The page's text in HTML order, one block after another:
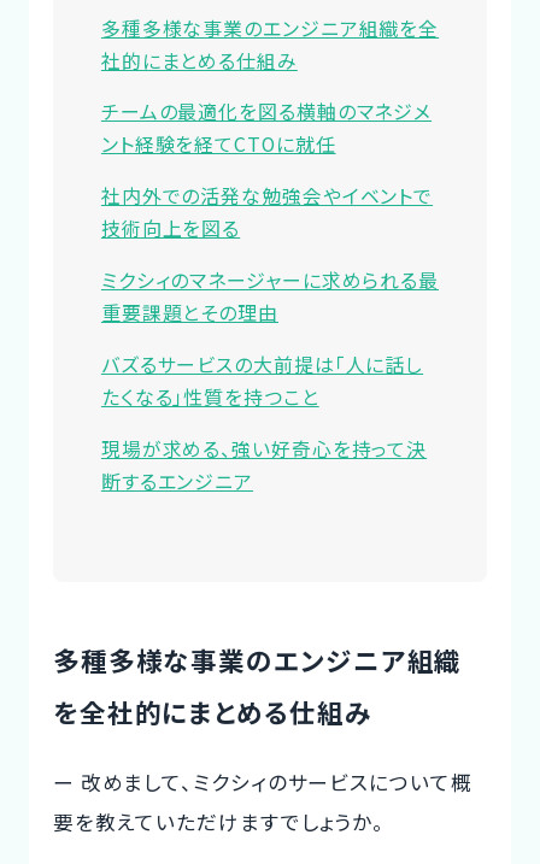
多種多様な事業のエンジニア組織を全
社的にまとめる仕組み
チームの最適化を図る横軸のマネジメ
ント経験を経てCTOに就任
社内外での活発な勉強会やイベントで
技術向上を図る
ミクシィのマネージャーに求められる最
重要課題とその理由
バズるサービスの大前提は「人に話し
たくなる」性質を持つこと
現場が求める、強い好奇心を持って決
断するエンジニア
多種多様な事業のエンジニア組織
を全社的にまとめる仕組み
ー 改めまして、ミクシィのサービスについて概
要を教えていただけますでしょうか。